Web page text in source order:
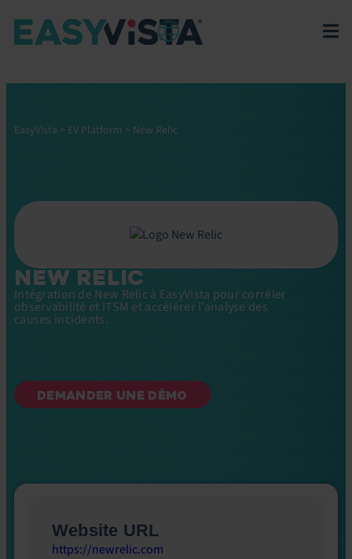
EasyVista > EV Platform > New Relic
NEW RELIC
Intégration de New Relic à EasyVista pour corréler
observabilité et ITSM et accélérer l’analyse des
causes incidents.
DEMANDER UNE DÉMO
Website URL
https://newrelic.com